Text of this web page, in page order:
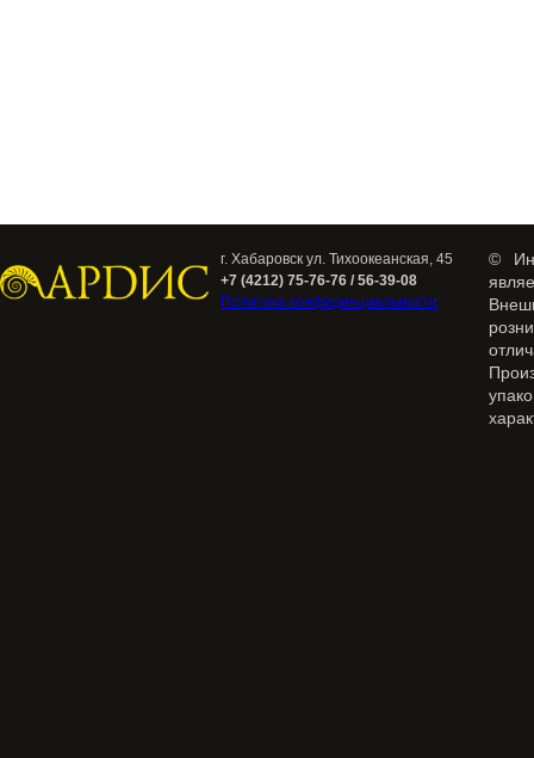
г. Хабаровск ул. Тихоокеанская, 45
+7 (4212) 75-76-76 / 56-39-08
Политика конфиденциальности
©